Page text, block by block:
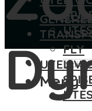
Meny
FLY
UTELIV